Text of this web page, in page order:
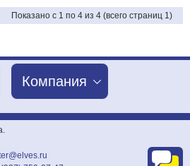
Показано с 1 по 4 из 4 (всего страниц 1)
Компания